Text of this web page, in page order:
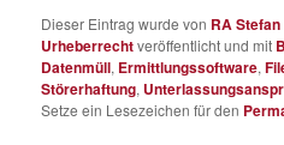
Dieser Eintrag wurde von RA
Urheberrechtveröffentlicht und mit
Datenmüll, Ermittlungssoftware,
Störerhaftung,
Setze ein Lesezeichen für den